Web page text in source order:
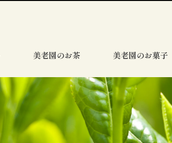
美老園のお茶 美老園のお菓子